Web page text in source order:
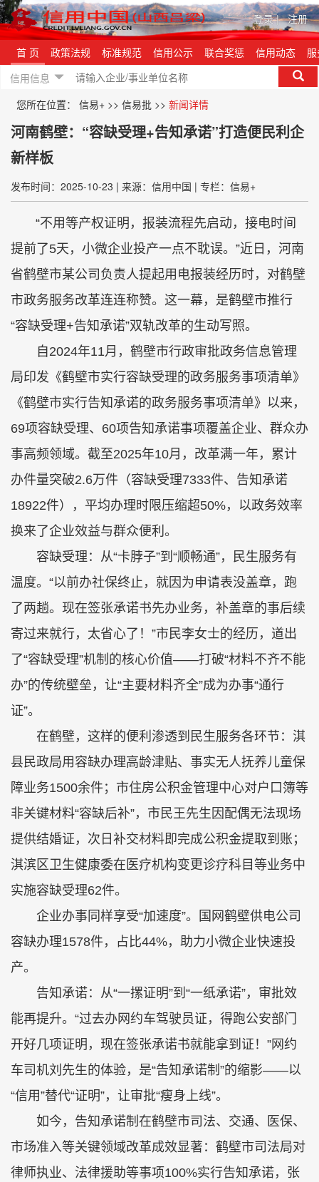
登录| 注册
首 页 政策法规 标准规范 信用公示 联合奖惩 信用动态
信用信息
您所在位置： 信易+ >> 信易批 >> 新闻详情
河南鹤壁：“容缺受理+告知承诺”打造便民利企
新样板
发布时间：2025-10-23 | 来源：信用中国 | 专栏：信易+
“不用等产权证明，报装流程先启动，接电时间
提前了5天，小微企业投产一点不耽误。”近日，河南
省鹤壁市某公司负责人提起用电报装经历时，对鹤壁
市政务服务改革连连称赞。这一幕，是鹤壁市推行
“容缺受理+告知承诺”双轨改革的生动写照。
自2024年11月，鹤壁市行政审批政务信息管理
局印发《鹤壁市实行容缺受理的政务服务事项清单》
《鹤壁市实行告知承诺的政务服务事项清单》以来，
69项容缺受理、60项告知承诺事项覆盖企业、群众办
事高频领域。截至2025年10月，改革满一年，累计
办件量突破2.6万件（容缺受理7333件、告知承诺
18922件），平均办理时限压缩超50%，以政务效率
换来了企业效益与群众便利。
容缺受理：从“卡脖子”到“顺畅通”，民生服务有
温度。“以前办社保终止，就因为申请表没盖章，跑
了两趟。现在签张承诺书先办业务，补盖章的事后续
寄过来就行，太省心了！”市民李女士的经历，道出
了“容缺受理”机制的核心价值——打破“材料不齐不能
办”的传统壁垒，让“主要材料齐全”成为办事“通行
证”。
在鹤壁，这样的便利渗透到民生服务各环节：淇
县民政局用容缺办理高龄津贴、事实无人抚养儿童保
障业务1500余件；市住房公积金管理中心对户口簿等
非关键材料“容缺后补”，市民王先生因配偶无法现场
提供结婚证，次日补交材料即完成公积金提取到账；
淇滨区卫生健康委在医疗机构变更诊疗科目等业务中
实施容缺受理62件。
企业办事同样享受“加速度”。国网鹤壁供电公司
容缺办理1578件，占比44%，助力小微企业快速投
产。
告知承诺：从“一摞证明”到“一纸承诺”，审批效
能再提升。“过去办网约车驾驶员证，得跑公安部门
开好几项证明，现在签张承诺书就能拿到证！”网约
车司机刘先生的体验，是“告知承诺制”的缩影——以
“信用”替代“证明”，让审批“瘦身上线”。
如今，告知承诺制在鹤壁市司法、交通、医保、
市场准入等关键领域改革成效显著：鹤壁市司法局对
律师执业、法律援助等事项100%实行告知承诺，张